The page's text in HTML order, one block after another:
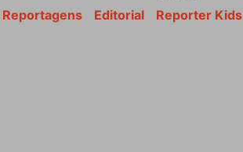
Reporter Kids
Editorial
Reportagens